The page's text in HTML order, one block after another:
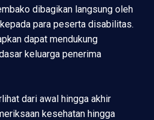
dibagikan langsung oleh
para peserta disabilitas.
dapat mendukung
keluarga penerima
dari awal hingga akhir
kesehatan hingga